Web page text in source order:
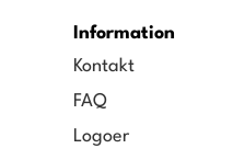
Information
Kontakt
FAQ
Logoer